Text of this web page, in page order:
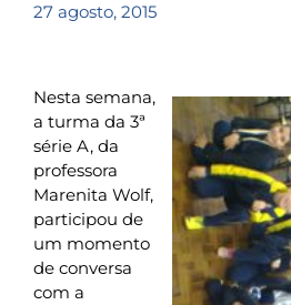
27 agosto, 2015
Nesta semana,
a turma da 3ª
série A, da
professora
Marenita Wolf,
participou de
um momento
de conversa
com a